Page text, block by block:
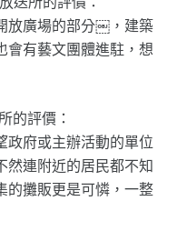
放廣場的部分￼，建築
會有藝文團體進駐，想
的評價：
政府或主辦活動的單位
然連附近的居民都不知
的攤販更是可憐，一整